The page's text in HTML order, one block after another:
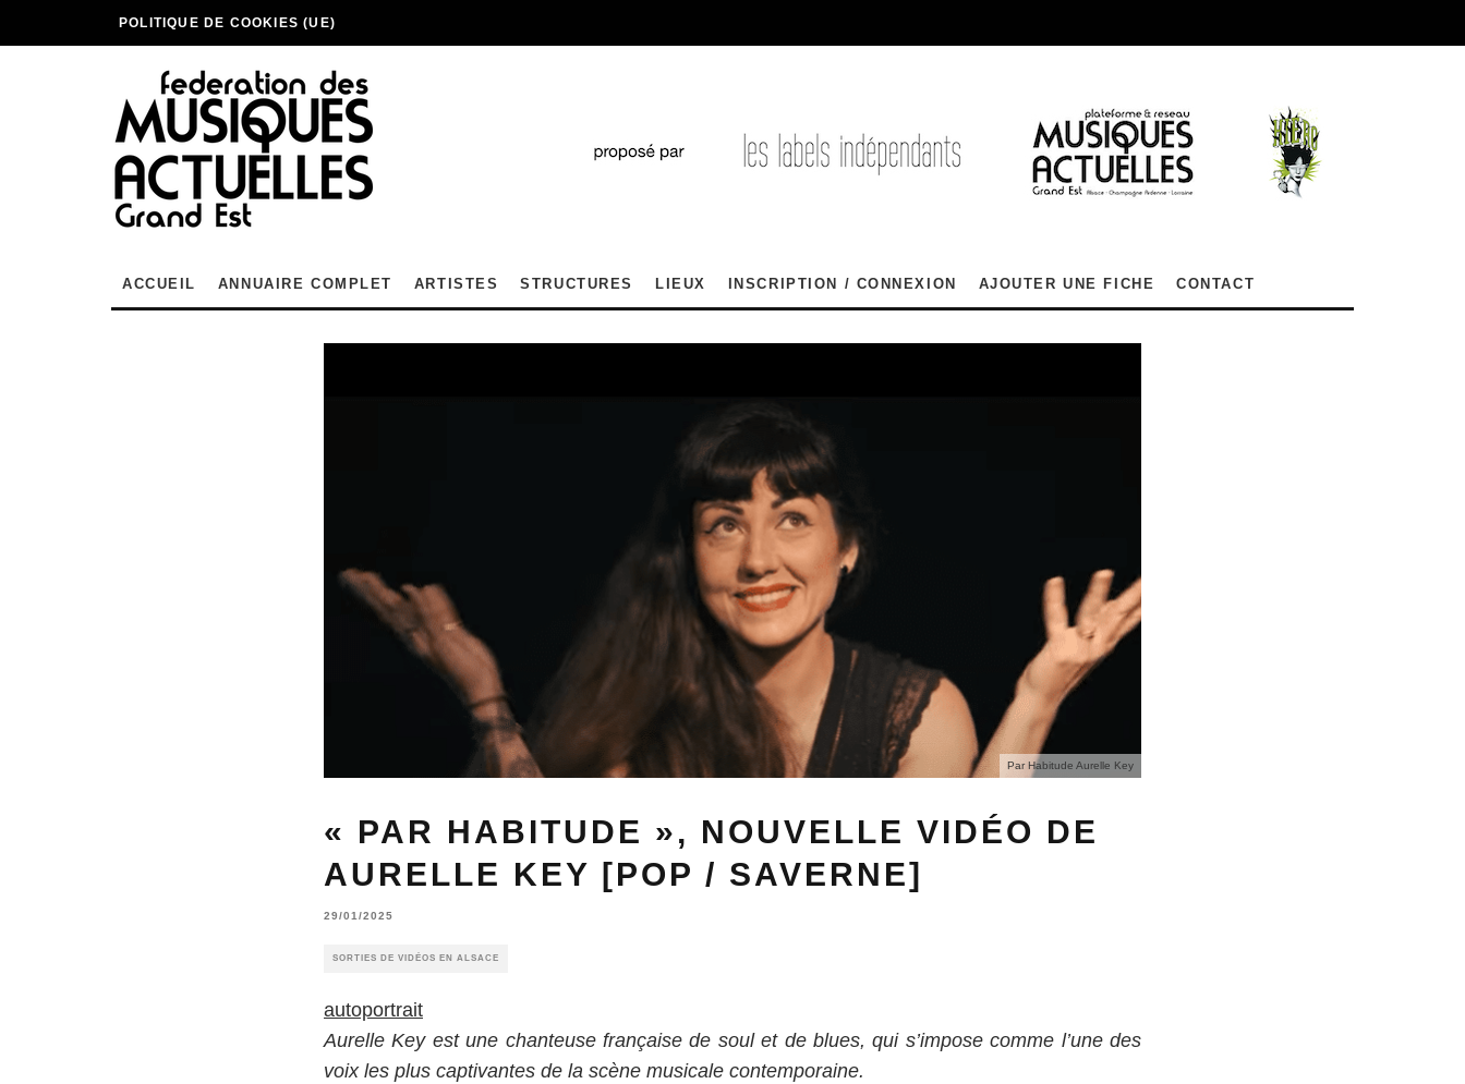
POLITIQUE DE COOKIES (UE)
ACCUEIL ANNUAIRE COMPLET ARTISTES STRUCTURES LIEUX INSCRIPTION / CONNEXION AJOUTER UNE FICHE CONTACT
Par Habitude Aurelle Key
« PAR HABITUDE », NOUVELLE VIDÉO DE
AURELLE KEY [POP / SAVERNE]
29/01/2025
SORTIES DE VIDÉOS EN ALSACE
autoportrait
Aurelle Key est une chanteuse française de soul et de blues, qui s’impose comme l’une des
voix les plus captivantes de la scène musicale contemporaine.